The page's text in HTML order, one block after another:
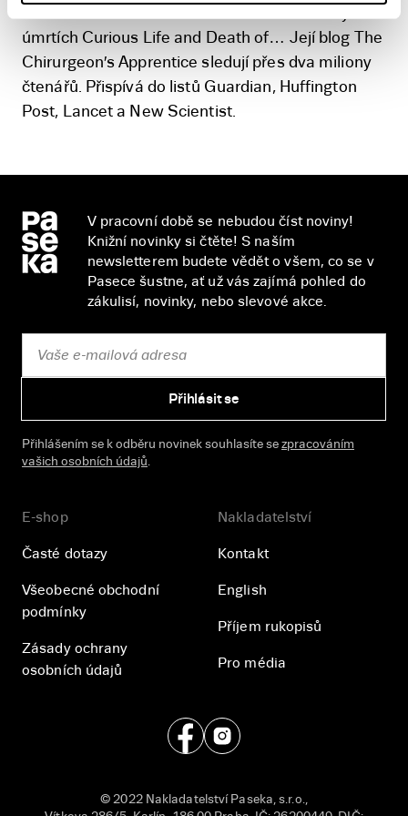
úmrtích Curious Life and Death of… Její blog The
Chirurgeon′s Apprentice sledují přes dva miliony
čtenářů. Přispívá do listů Guardian, Huffington
Post, Lancet a New Scientist.
V pracovní době se nebudou číst noviny!
Knižní novinky si čtěte! S naším
newsletterem budete vědět o všem, co se v
Pasece šustne, ať už vás zajímá pohled do
zákulisí, novinky, nebo slevové akce.
Přihlásit se
Přihlášením se k odběru novinek souhlasíte se zpracováním
vašich osobních údajů
E-shop
Časté dotazy
Všeobecné obchodní
podmínky
Zásady ochrany
osobních údajů
Nakladatelství
Kontakt
English
Příjem rukopisů
Pro média
© 2022 Nakladatelství Paseka, s.r.o.,